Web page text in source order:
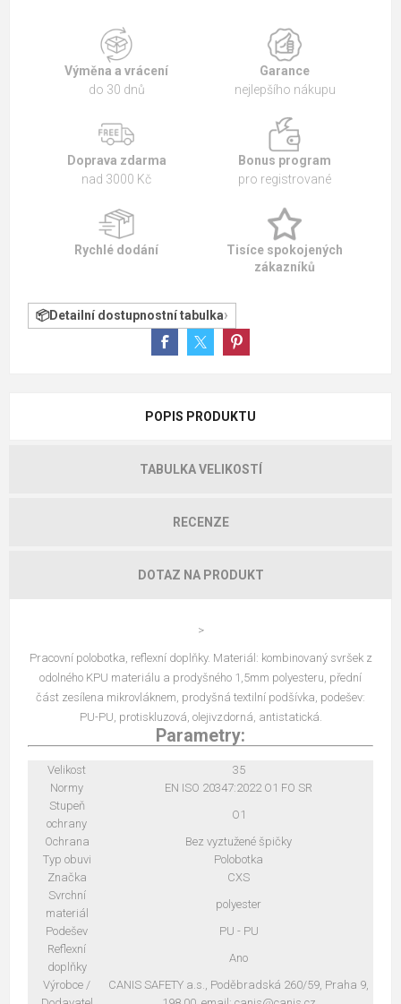
Výměna a vrácení
do 30 dnů
Garance
nejlepšího nákupu
Doprava zdarma
nad 3000 Kč
Bonus program
pro registrované
Rychlé dodání
Tisíce spokojených
zákazníků
Detailní dostupnostní tabulka
POPIS PRODUKTU
TABULKA VELIKOSTÍ
RECENZE
DOTAZ NA PRODUKT
>
Pracovní polobotka, reflexní doplňky. Materiál: kombinovaný svršek z
odolného KPU materiálu a prodyšného 1,5mm polyesteru, přední
část zesílena mikrovláknem, prodyšná textilní podšívka, podešev:
PU-PU, protiskluzová, olejivzdorná, antistatická.
Parametry:
Velikost
35
Normy
EN ISO 20347:2022 O1 FO SR
Stupeň
ochrany
O1
Ochrana
Bez vyztužené špičky
Typ obuvi
Polobotka
Značka
CXS
Svrchní
materiál
polyester
Podešev
PU - PU
Reflexní
doplňky
Ano
Výrobce /
CANIS SAFETY a.s., Poděbradská 260/59, Praha 9,